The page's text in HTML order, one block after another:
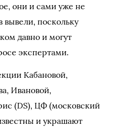
они и сами уже не
вывели, поскольку
давно и могут
экспертами.
Кабановой,
Ивановой,
(DS), ЦФ (московский
и украшают